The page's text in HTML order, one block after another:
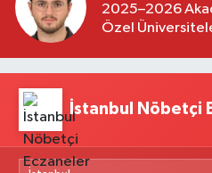
2025–2026
Özel
İstanbul Nöbetçi